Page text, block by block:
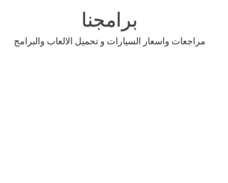
برامجنا
مراجعات واسعار السيارات و تحميل الالعاب والبرامج